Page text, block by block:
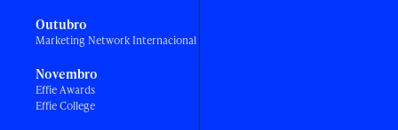
Outubro
Marketing Network Internacional
Novembro
Effie Awards
Effie College